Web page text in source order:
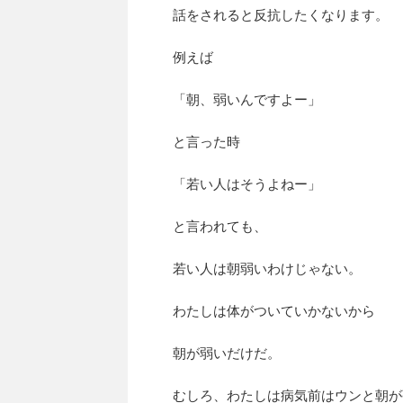
話をされると反抗したくなります。
例えば
「朝、弱いんですよー」
と言った時
「若い人はそうよねー」
と言われても、
若い人は朝弱いわけじゃない。
わたしは体がついていかないから
朝が弱いだけだ。
むしろ、わたしは病気前はウンと朝